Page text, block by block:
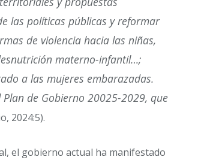
las políticas públicas y reformar
de violencia hacia las niñas,
materno-infantil…;
a las mujeres embarazadas.
de Gobierno 20025-2029, que
2024:5).
el gobierno actual ha manifestado